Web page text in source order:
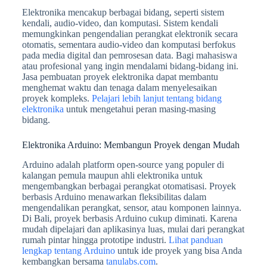
Elektronika mencakup berbagai bidang, seperti sistem
kendali, audio-video, dan komputasi. Sistem kendali
memungkinkan pengendalian perangkat elektronik secara
otomatis, sementara audio-video dan komputasi berfokus
pada media digital dan pemrosesan data. Bagi mahasiswa
atau profesional yang ingin mendalami bidang-bidang ini.
Jasa pembuatan proyek elektronika dapat membantu
menghemat waktu dan tenaga dalam menyelesaikan
proyek kompleks. Pelajari lebih lanjut tentang bidang
elektronika untuk mengetahui peran masing-masing
bidang.
Elektronika Arduino: Membangun Proyek dengan Mudah
Arduino adalah platform open-source yang populer di
kalangan pemula maupun ahli elektronika untuk
mengembangkan berbagai perangkat otomatisasi. Proyek
berbasis Arduino menawarkan fleksibilitas dalam
mengendalikan perangkat, sensor, atau komponen lainnya.
Di Bali, proyek berbasis Arduino cukup diminati. Karena
mudah dipelajari dan aplikasinya luas, mulai dari perangkat
rumah pintar hingga prototipe industri. Lihat panduan
lengkap tentang Arduinountuk ide proyek yang bisa Anda
kembangkan bersama tanulabs.com.